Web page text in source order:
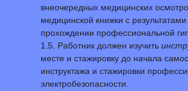
внеочередных медицинских
медицинской книжки с
прохождении профессиональной
1.5. Работник должен изучить
месте и стажировку до начала
инструктажа и стажировки
электробезопасности.